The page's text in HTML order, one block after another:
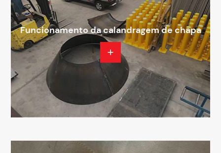
Funcionamento da calandragem de chapa